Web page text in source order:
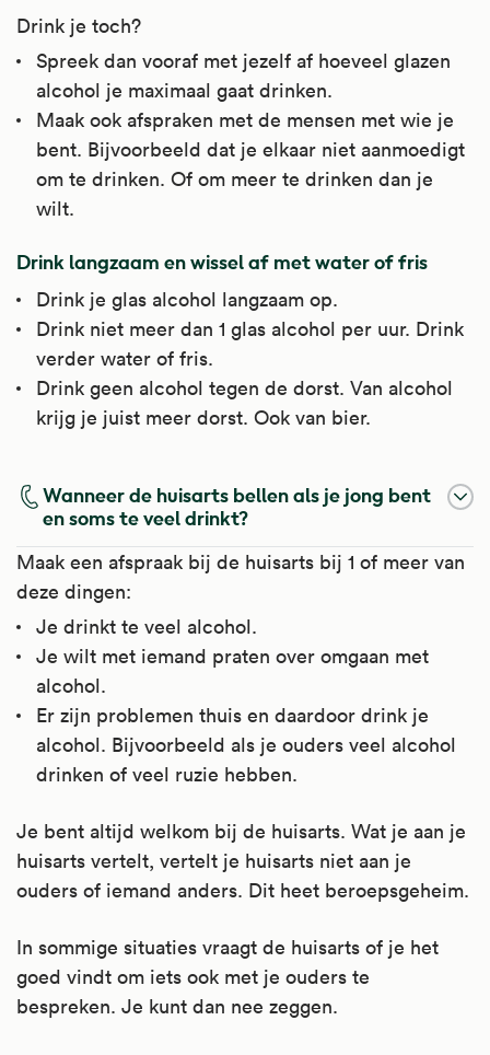
Drink je toch?
Spreek dan vooraf met jezelf af hoeveel glazen
alcohol je maximaal gaat drinken.
Maak ook afspraken met de mensen met wie je
bent. Bijvoorbeeld dat je elkaar niet aanmoedigt
om te drinken. Of om meer te drinken dan je
wilt.
Drink langzaam en wissel af met water of fris
Drink je glas alcohol langzaam op.
Drink niet meer dan 1 glas alcohol per uur. Drink
verder water of fris.
Drink geen alcohol tegen de dorst. Van alcohol
krijg je juist meer dorst. Ook van bier.
Wanneer de huisarts bellen als je jong bent
en soms te veel drinkt?
Maak een afspraak bij de huisarts bij 1 of meer van
deze dingen:
Je drinkt te veel alcohol.
Je wilt met iemand praten over omgaan met
alcohol.
Er zijn problemen thuis en daardoor drink je
alcohol. Bijvoorbeeld als je ouders veel alcohol
drinken of veel ruzie hebben.
Je bent altijd welkom bij de huisarts. Wat je aan je
huisarts vertelt, vertelt je huisarts niet aan je
ouders of iemand anders. Dit heet beroepsgeheim.
In sommige situaties vraagt de huisarts of je het
goed vindt om iets ook met je ouders te
bespreken. Je kunt dan nee zeggen.